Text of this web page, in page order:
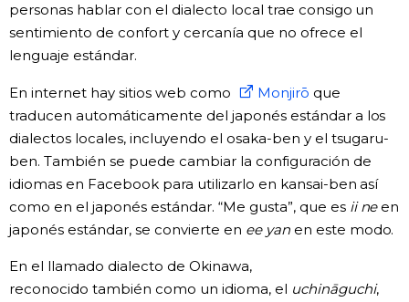
personas hablar con el dialecto local trae consigo un
sentimiento de confort y cercanía que no ofrece el
lenguaje estándar.
En internet hay sitios web como Monjirō que
traducen automáticamente del japonés estándar a los
dialectos locales, incluyendo el osaka-ben y el tsugaru-
ben. También se puede cambiar la configuración de
idiomas en Facebook para utilizarlo en kansai-ben así
como en el japonés estándar. “Me gusta”, que es ii neen
japonés estándar, se convierte en ee yanen este modo.
En el llamado dialecto de Okinawa,
reconocido también como un idioma, el uchināguchi,